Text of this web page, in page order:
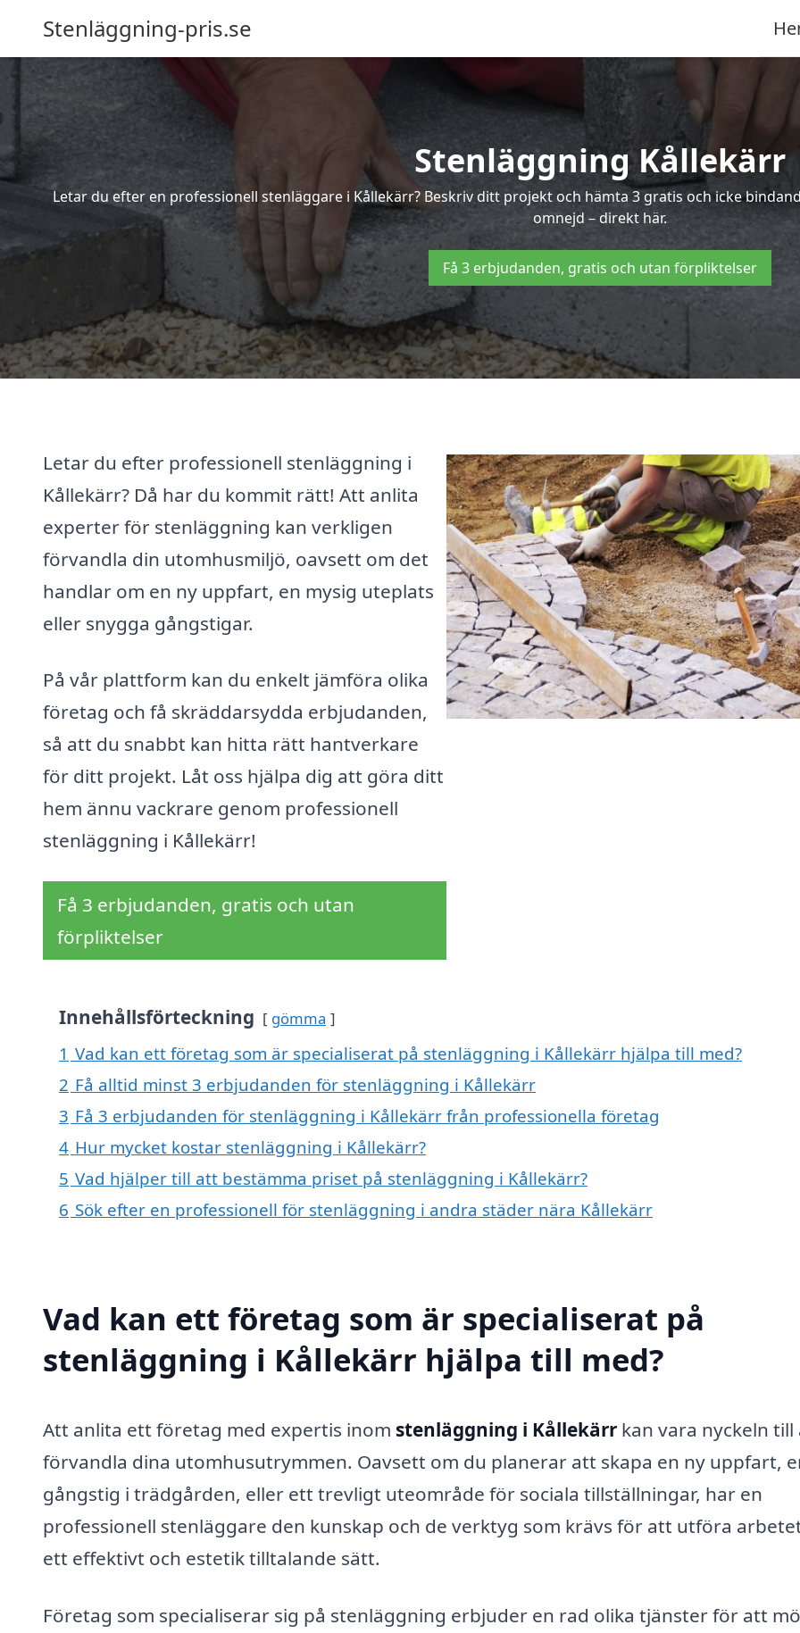
Stenläggning-pris.se
Stenläggning Kållekärr
Letar du efter en professionell stenläggare i Kållekärr? Beskriv ditt projekt och hämta 3 gratis och icke
omnejd – direkt här.
Få 3 erbjudanden, gratis och utan förpliktelser
Letar du efter professionell stenläggning i
Kållekärr? Då har du kommit rätt! Att anlita
experter för stenläggning kan verkligen
förvandla din utomhusmiljö, oavsett om det
handlar om en ny uppfart, en mysig uteplats
eller snygga gångstigar.
På vår plattform kan du enkelt jämföra olika
företag och få skräddarsydda erbjudanden,
så att du snabbt kan hitta rätt hantverkare
för ditt projekt. Låt oss hjälpa dig att göra ditt
hem ännu vackrare genom professionell
stenläggning i Kållekärr!
Få 3 erbjudanden, gratis och utan
förpliktelser
Innehållsförteckning gömma
1 Vad kan ett företag som är specialiserat på stenläggning i Kållekärr hjälpa till med?
2 Få alltid minst 3 erbjudanden för stenläggning i Kållekärr
3 Få 3 erbjudanden för stenläggning i Kållekärr från professionella företag
4 Hur mycket kostar stenläggning i Kållekärr?
5 Vad hjälper till att bestämma priset på stenläggning i Kållekärr?
6 Sök efter en professionell för stenläggning i andra städer nära Kållekärr
Vad kan ett företag som är specialiserat på
stenläggning i Kållekärr hjälpa till med?
Att anlita ett företag med expertis inom stenläggning i Kållekärr kan vara nyckeln till
förvandla dina utomhusutrymmen. Oavsett om du planerar att skapa en ny uppfart,
gångstig i trädgården, eller ett trevligt uteområde för sociala tillställningar, har en
professionell stenläggare den kunskap och de verktyg som krävs för att utföra
ett effektivt och estetik tilltalande sätt.
Företag som specialiserar sig på stenläggning erbjuder en rad olika tjänster för att